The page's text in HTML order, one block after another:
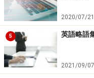
先にご紹介した、「そ
please."や、"Let me
speaks English."など
る電話の英語表現を
おくとよいでしょう。
2020/07/21
5 英語略語
2021/09/07